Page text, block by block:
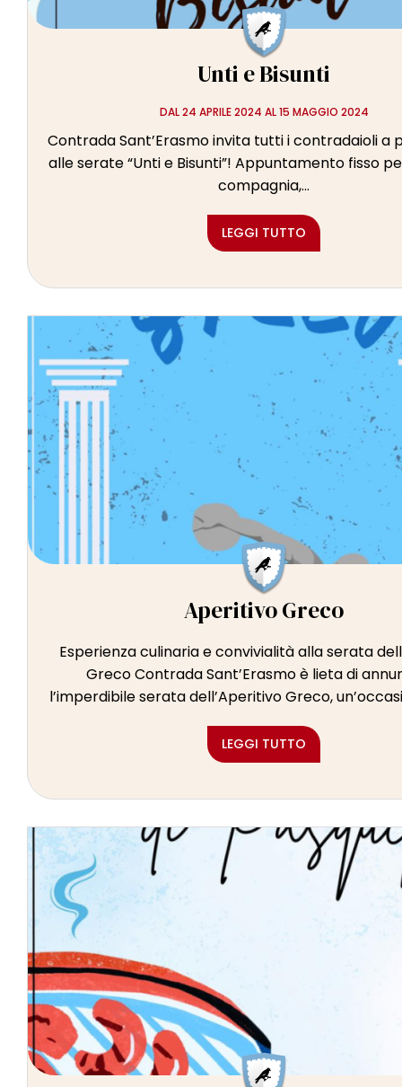
Unti e Bisunti
DAL 24 APRILE 2024 AL 15 MAGGIO 2024
Contrada Sant’Erasmo invita tutti i contradaioli a
alle serate “Unti e Bisunti”! Appuntamento fisso
compagnia,...
LEGGI TUTTO
Aperitivo Greco
Esperienza culinaria e convivialità alla serata
Greco Contrada Sant’Erasmo è lieta di
l’imperdibile serata dell’Aperitivo Greco,
LEGGI TUTTO